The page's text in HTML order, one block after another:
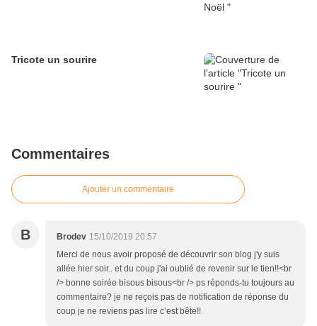
Tricote un sourire
Commentaires
Ajouter un commentaire
B Brodev 15/10/2019 20:57
Merci de nous avoir proposé de découvrir son blog j'y suis
allée hier soir.. et du coup j'ai oublié de revenir sur le tien!!<br
/> bonne soirée bisous bisous<br /> ps réponds-tu toujours au
commentaire? je ne reçois pas de notification de réponse du
coup je ne reviens pas lire c’est bête!!